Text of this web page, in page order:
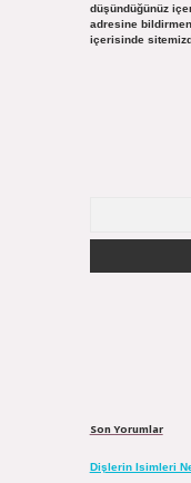
düşündüğünüz
adresine
içerisinde
Son Yorumlar
Dişlerin Isimleri